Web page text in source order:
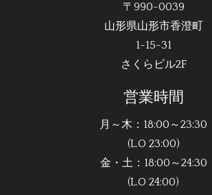
〒990-0039
山形県山形市香澄町
1-15-31
さくらビル2F
営業時間
月～木：18:00～23:30
(L.O 23:00)
金・土：18:00～24:30
(L.O 24:00)